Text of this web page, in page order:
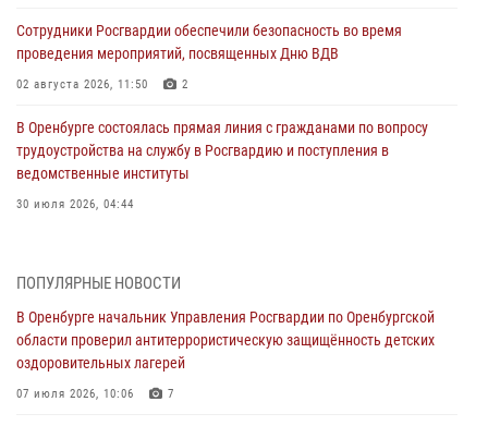
Сотрудники Росгвардии обеспечили безопасность во время
проведения мероприятий, посвященных Дню ВДВ
02 августа 2026, 11:50 2
В Оренбурге состоялась прямая линия с гражданами по вопросу
трудоустройства на службу в Росгвардию и поступления в
ведомственные институты
30 июля 2026, 04:44
28 июля 2026, 09:41 1
Росгвардейцы обеспечили правопорядок на праздновании Дня
ВМФ в Оренбурге
27 июля 2026, 14:36 2
ПОПУЛЯРНЫЕ НОВОСТИ
В Оренбурге начальник Управления Росгвардии по Оренбургской
области проверил антитеррористическую защищённость детских
оздоровительных лагерей
07 июля 2026, 10:06 7